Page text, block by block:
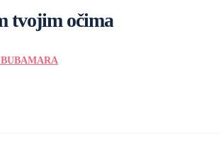
tvojim očima